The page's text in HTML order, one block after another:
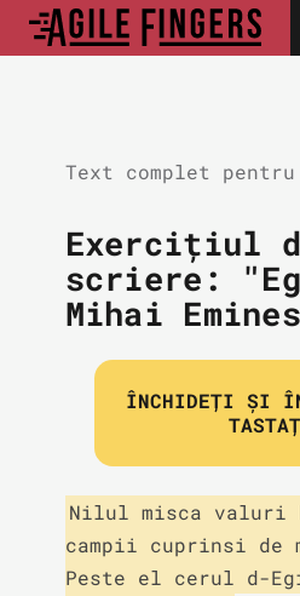
Text complet
Exercițiul
scriere:
Mihai
ÎNCHIDEȚI ȘI
Nilul misca valuri
campii cuprinsi de
Peste el cerul d-